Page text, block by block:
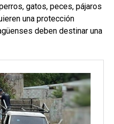
gatos, peces, pájaros
una protección
deben destinar una